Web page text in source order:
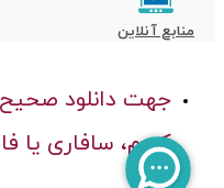
منابع آنلاین
جهت دانلود صحیح
کروم، سافاری یا